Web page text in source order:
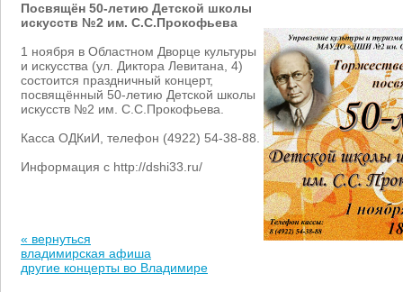
Посвящён 50-летию Детской школы
искусств №2 им. С.С.Прокофьева
1 ноября в Областном Дворце культуры
и искусства (ул. Диктора Левитана, 4)
состоится праздничный концерт,
посвящённый 50-летию Детской школы
искусств №2 им. С.С.Прокофьева.
Касса ОДКиИ, телефон (4922) 54-38-88.
Информация с http://dshi33.ru/
« вернуться
владимирская афиша
другие концерты во Владимире